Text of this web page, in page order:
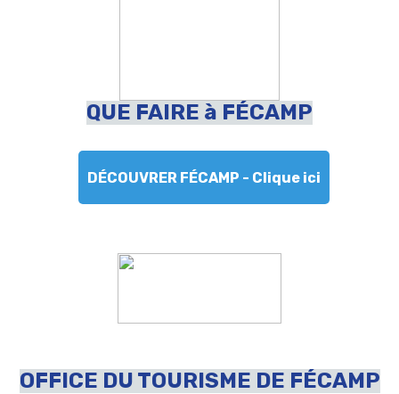
QUE FAIRE à FÉCAMP
DÉCOUVRER FÉCAMP - Clique ici
OFFICE DU TOURISME DE FÉCAMP